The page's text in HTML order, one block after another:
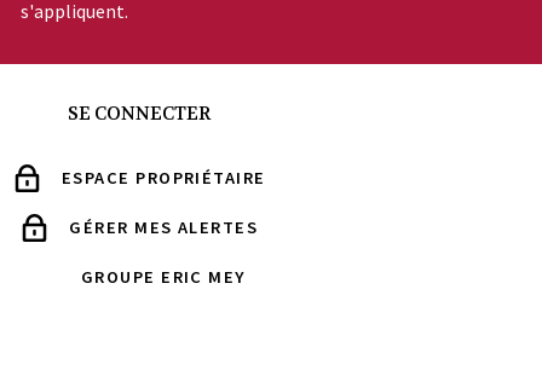
s'appliquent.
SE CONNECTER
ESPACE PROPRIÉTAIRE
GÉRER MES ALERTES
GROUPE ERIC MEY